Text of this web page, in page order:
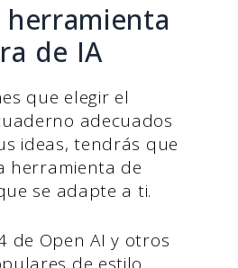
de IA
que elegir el
adecuados
ideas, tendrás que
herramienta de
se adapte a ti.
de Open AI y otros